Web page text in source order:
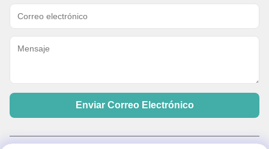
Enviar Correo Electrónico